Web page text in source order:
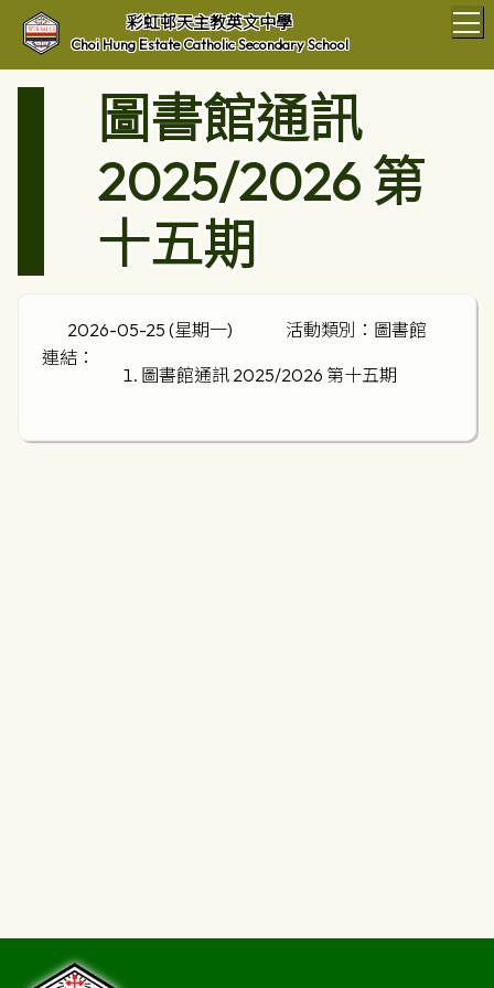
彩虹邨天主教英文中學
Choi Hung Estate Catholic Secondary School
圖書館通訊
2025/2026 第
十五期
2026-05-25 (星期一)
活動類別：圖書館
連結：
圖書館通訊 2025/2026 第十五期